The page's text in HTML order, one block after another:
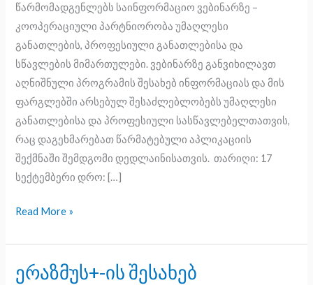
წარმომადგენლებს საინფორმაციო ვებინარზე –
კოოპერაციული პარტნიორობა უმაღლესი
განათლების, პროფესიული განათლებისა და
სწავლების მიმართულები. ვებინარზე განვიხილავთ
აღნიშნული პროგრამის შესახებ ინფორმაციას და მის
ფარგლებში არსებულ შესაძლებლობებს უმაღლესი
განათლებისა და პროფესიული სასწავლებელთათვის,
რაც დაგეხმარებათ წარმატებული აპლიკაციის
შექმნაში შემდგომი დედლაინისათვის. თარიღი: 17
სექტემბერი დრო: […]
Read More »
ერაზმუს+-ის შესახებ
ერაზმუს+-